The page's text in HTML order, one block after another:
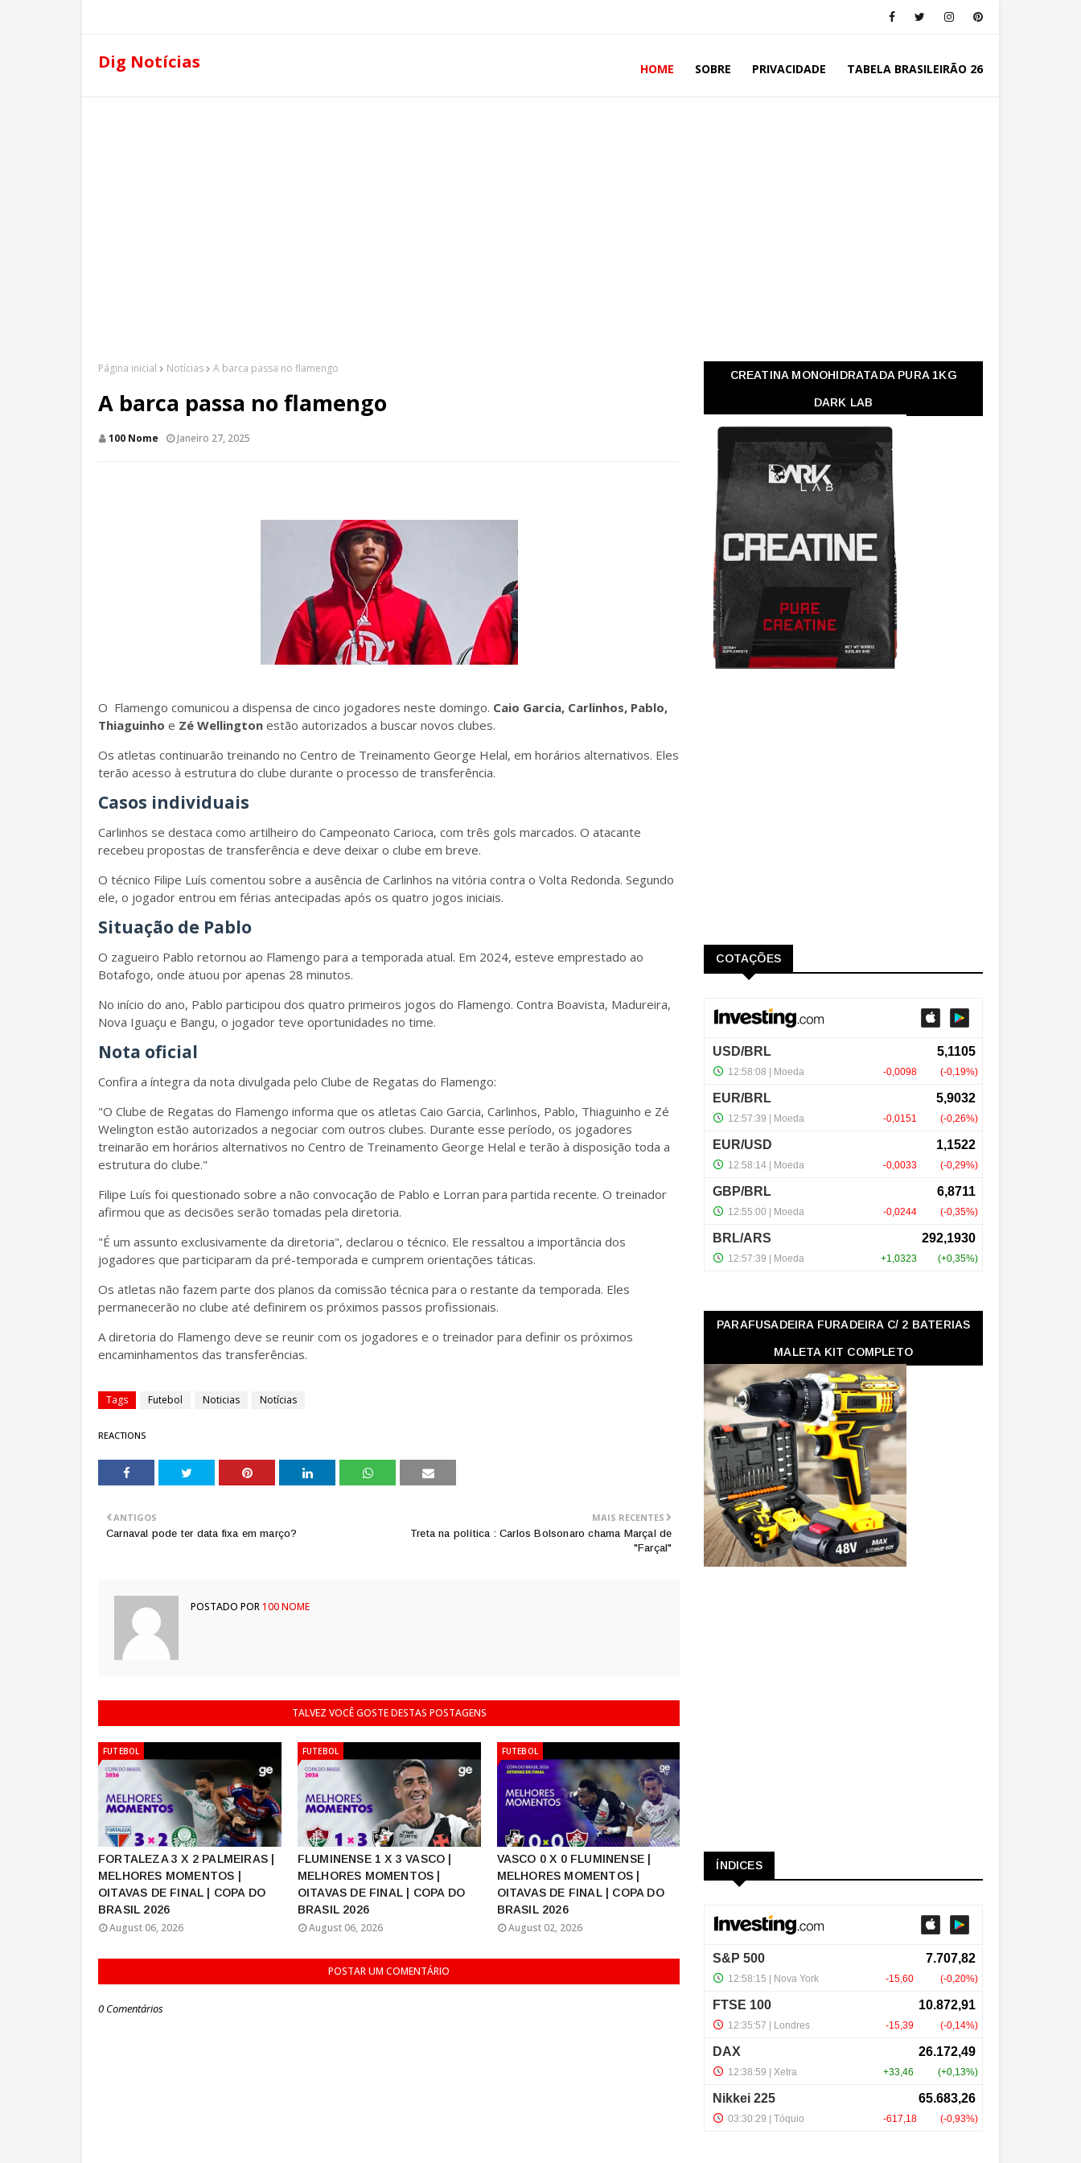
Dig Notícias HOME SOBRE PRIVACIDADE TABELA BRASILEIRÃO 26
Página inicial Notícias A barca passa no flamengo
A barca passa no flamengo
100 Nome Janeiro 27, 2025
O Flamengo comunicou a dispensa de cinco jogadores neste domingo. Caio Garcia, Carlinhos, Pablo,
Thiaguinho e Zé Wellington estão autorizados a buscar novos clubes.
Os atletas continuarão treinando no Centro de Treinamento George Helal, em horários alternativos. Eles
terão acesso à estrutura do clube durante o processo de transferência.
Casos individuais
Carlinhos se destaca como artilheiro do Campeonato Carioca, com três gols marcados. O atacante
recebeu propostas de transferência e deve deixar o clube em breve.
O técnico Filipe Luís comentou sobre a ausência de Carlinhos na vitória contra o Volta Redonda. Segundo
ele, o jogador entrou em férias antecipadas após os quatro jogos iniciais.
Situação de Pablo
O zagueiro Pablo retornou ao Flamengo para a temporada atual. Em 2024, esteve emprestado ao
Botafogo, onde atuou por apenas 28 minutos.
No início do ano, Pablo participou dos quatro primeiros jogos do Flamengo. Contra Boavista, Madureira,
Nova Iguaçu e Bangu, o jogador teve oportunidades no time.
Nota oficial
Confira a íntegra da nota divulgada pelo Clube de Regatas do Flamengo:
"O Clube de Regatas do Flamengo informa que os atletas Caio Garcia, Carlinhos, Pablo, Thiaguinho e Zé
Welington estão autorizados a negociar com outros clubes. Durante esse período, os jogadores
treinarão em horários alternativos no Centro de Treinamento George Helal e terão à disposição toda a
estrutura do clube."
Filipe Luís foi questionado sobre a não convocação de Pablo e Lorran para partida recente. O treinador
afirmou que as decisões serão tomadas pela diretoria.
"É um assunto exclusivamente da diretoria", declarou o técnico. Ele ressaltou a importância dos
jogadores que participaram da pré-temporada e cumprem orientações táticas.
Os atletas não fazem parte dos planos da comissão técnica para o restante da temporada. Eles
permanecerão no clube até definirem os próximos passos profissionais.
A diretoria do Flamengo deve se reunir com os jogadores e o treinador para definir os próximos
encaminhamentos das transferências.
Tags Futebol Noticias Notícias
REACTIONS
MAIS RECENTES
Treta na política : Carlos Bolsonaro chama Marçal de
"Farçal"
ANTIGOS
Carnaval pode ter data fixa em março?
POSTADO POR100 NOME
TALVEZ VOCÊ GOSTE DESTAS POSTAGENS
FUTEBOL
FORTALEZA 3 X 2 PALMEIRAS |
MELHORES MOMENTOS |
OITAVAS DE FINAL | COPA DO
BRASIL 2026
August 06, 2026
FUTEBOL
FLUMINENSE 1 X 3 VASCO |
MELHORES MOMENTOS |
OITAVAS DE FINAL | COPA DO
BRASIL 2026
August 06, 2026
FUTEBOL
VASCO 0 X 0 FLUMINENSE |
MELHORES MOMENTOS |
OITAVAS DE FINAL | COPA DO
BRASIL 2026
August 02, 2026
POSTAR UM COMENTÁRIO
0 Comentários
CREATINA MONOHIDRATADA PURA 1KG
DARK LAB
COTAÇÕES
PARAFUSADEIRA FURADEIRA C/ 2 BATERIAS
MALETA KIT COMPLETO
ÍNDICES